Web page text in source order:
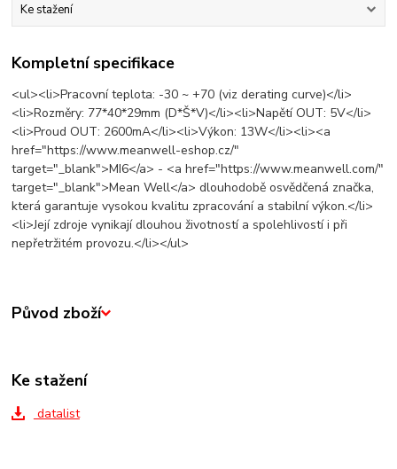
Ke stažení
Kompletní specifikace
<ul><li>Pracovní teplota: -30 ~ +70 (viz derating curve)</li>
<li>Rozměry: 77*40*29mm (D*Š*V)</li><li>Napětí OUT: 5V</li>
<li>Proud OUT: 2600mA</li><li>Výkon: 13W</li><li><a
href="https://www.meanwell-eshop.cz/"
target="_blank">MI6</a> - <a href="https://www.meanwell.com/"
target="_blank">Mean Well</a> dlouhodobě osvědčená značka,
která garantuje vysokou kvalitu zpracování a stabilní výkon.</li>
<li>Její zdroje vynikají dlouhou životností a spolehlivostí i při
nepřetržitém provozu.</li></ul>
Původ zboží
Ke stažení
datalist